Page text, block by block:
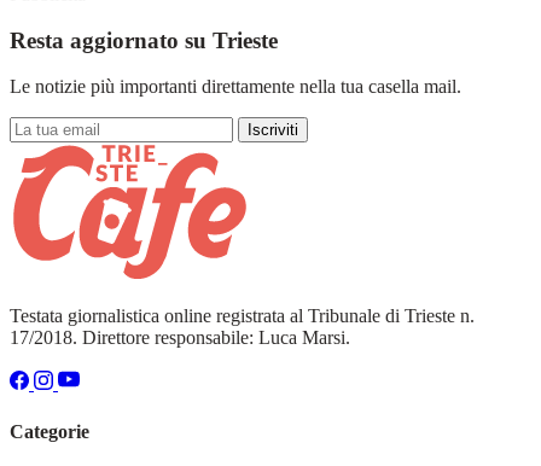
Resta aggiornato su Trieste
Le notizie più importanti direttamente nella tua casella mail.
Iscriviti
Testata giornalistica online registrata al Tribunale di Trieste n.
17/2018. Direttore responsabile: Luca Marsi.
Categorie